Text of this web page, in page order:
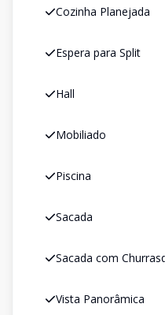
Cozinha Planejada
Espera para Split
Hall
Mobiliado
Piscina
Sacada
Sacada com
Vista Panorâmica